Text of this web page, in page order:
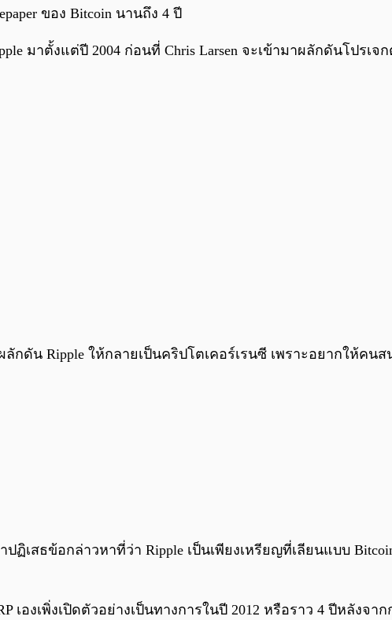
ของ Bitcoin นานถึง 4 ปี
มาตั้งแต่ปี 2004 ก่อนที่ Chris Larsen จะเข้ามาผลักดันโปร
ลักดัน Ripple ให้กลายเป็นคริปโตเคอร์เรนซี เพราะอยากให้ค
เสธข้อกล่าวหาที่ว่า Ripple เป็นเพียงเหรียญที่เลียนแบบ
องเพิ่งเปิดตัวอย่างเป็นทางการในปี 2012 หรือราว 4 ปีหลังจา